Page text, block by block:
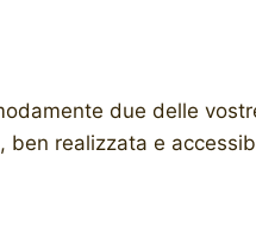
due delle
realizzata e